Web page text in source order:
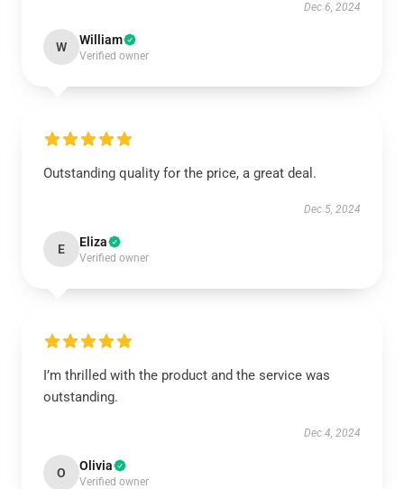
Dec 6, 2024
W William
Verified owner
Outstanding quality for the price, a great deal.
Dec 5, 2024
E Eliza
Verified owner
I’m thrilled with the product and the service was
outstanding.
Dec 4, 2024
O Olivia
Verified owner